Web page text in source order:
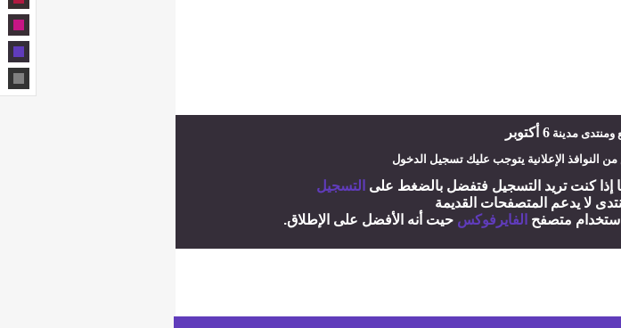
ومنتدى مدينة6 أكتوبر
النوافذ الإعلانية يتوجب عليك تسجيل الدخول
إذا كنت تريد التسجيل فتفضل بالضغط على التسجيل
لا يدعم المتصفحات القديمة
متصفح الفايرفوكس حيت أنه الأفضل على الإطلاق.